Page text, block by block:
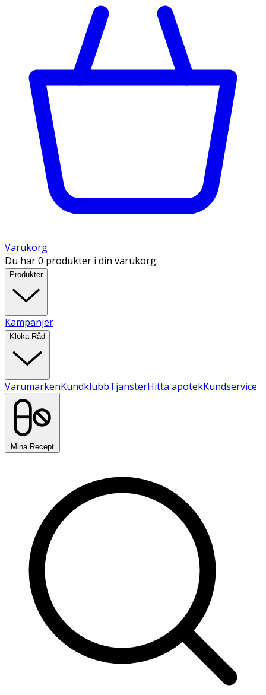
Varukorg
Du har 0 produkter i din varukorg.
Produkter
Kampanjer
Kloka Råd
VarumärkenKundklubbTjänsterHitta apotekKundservice
Mina Recept